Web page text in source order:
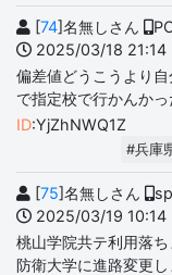
[74]名無しさん
2025/03/18 21:14
偏差値どうこうより
で指定校で行かんかっ
ID:YjZhNWQ1Z
#兵庫
[75]名無しさん
2025/03/19 10:14
桃山学院共テ利用落ち
防衛大学に進路変更し